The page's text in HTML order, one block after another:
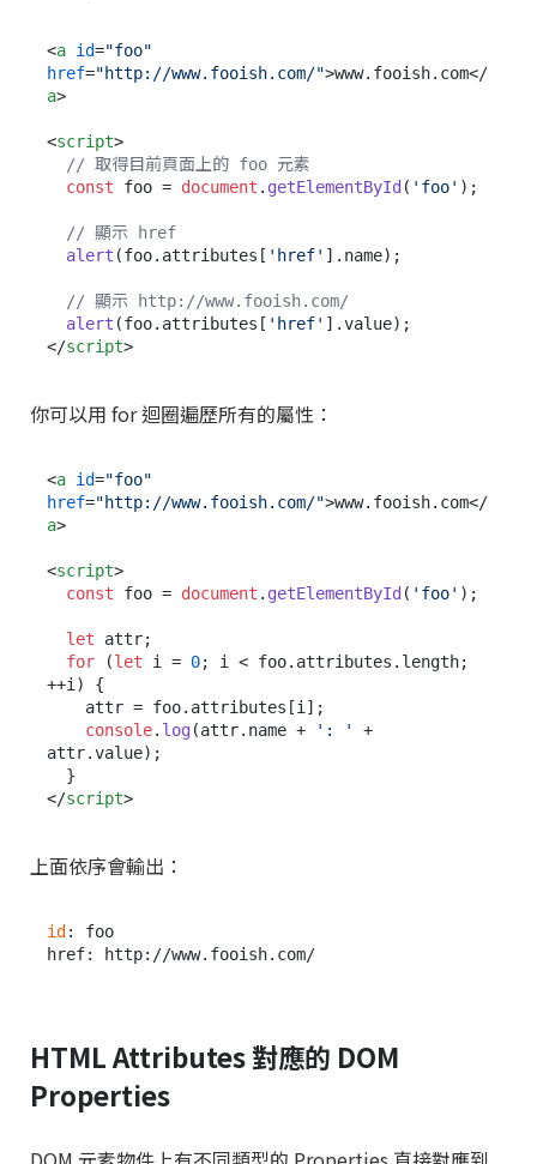
<a id="foo"
href="http://www.fooish.com/">www.fooish.com</
a>
<script>
// 取得目前頁面上的 foo 元素
const foo = document . getElementById ( 'foo' );
// 顯示 href
alert (foo. attributes [ 'href' ]. name);
// 顯示 http://www.fooish.com/
alert (foo. attributes [ 'href' ].value
</script>
你可以用 for 迴圈遍歷所有的屬性：
<a id="foo"
href="http://www.fooish.com/">www.fooish.com</
a>
<script>
const foo = document . getElementById ( 'foo' );
let attr;
for (let i = 0; i < foo. attributes . length;
++i) {
    attr = foo.
attributes [i];
console. log(attr. name + ': '
+
attr.value);
</script>
上面依序會輸出：
id : foo
HTML Attributes 對應的 DOM
Properties